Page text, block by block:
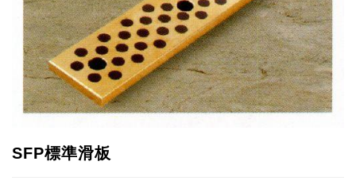
SFP標準滑板